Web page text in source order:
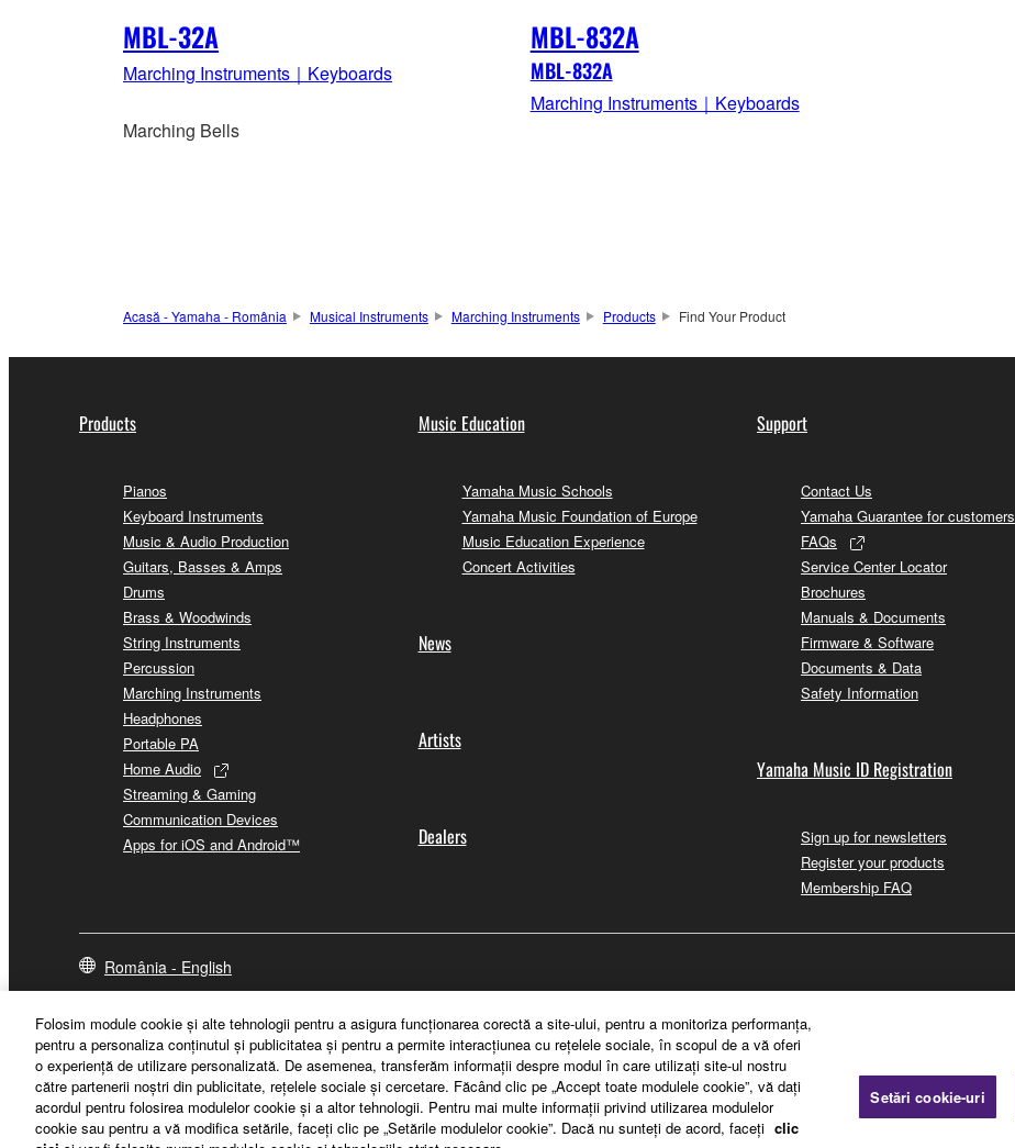
MBL-32A
Marching Instruments｜Keyboards
Marching Bells
MBL-832A
MBL-832A
Marching Instruments｜Keyboards
Acasă - Yamaha - România Musical Instruments Marching Instruments Products Find Your Product
Products
Pianos
Keyboard Instruments
Music & Audio Production
Guitars, Basses & Amps
Drums
Brass & Woodwinds
String Instruments
Percussion
Marching Instruments
Headphones
Portable PA
Home Audio
Streaming & Gaming
Communication Devices
Apps for iOS and Android™
Music Education
Yamaha Music Schools
Yamaha Music Foundation of Europe
Music Education Experience
Concert Activities
News
Artists
Dealers
Support
Contact Us
Yamaha Guarantee for customers
FAQs
Service Center Locator
Brochures
Manuals & Documents
Firmware & Software
Documents & Data
Safety Information
Yamaha Music ID Registration
Sign up for newsletters
Register your products
Membership FAQ
România - English
Folosim module cookie şi alte tehnologii pentru a asigura funcţionarea corectă a site-ului, pentru a monitoriza performanţa,
pentru a personaliza conţinutul şi publicitatea şi pentru a permite interacţiunea cu reţelele sociale, în scopul de a vă oferi
o experienţă de utilizare personalizată. De asemenea, transferăm informaţii despre modul în care utilizaţi site-ul nostru
către partenerii noştri din publicitate, reţelele sociale şi cercetare. Făcând clic pe „Accept toate modulele cookie”, vă daţi
acordul pentru folosirea modulelor cookie şi a altor tehnologii. Pentru mai multe informaţii privind utilizarea modulelor
cookie sau pentru a vă modifica setările, faceţi clic pe „Setările modulelor cookie”. Dacă nu sunteţi de acord, faceţi clic
Setări cookie-uri